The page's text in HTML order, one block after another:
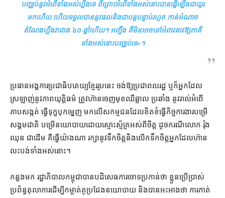
បញ្ឈប់​នូវ​អំពើ​ទាំងអស់​ហ្នឹង​ទេ ពីព្រោះ​អំពើ​ទាំងអស់​នោះ​បាន​ធ្វើ​ឡើងជា​យូរ​
មក​ហើយ ហើយ​ទទួល​បាន​នូវ​ផល​និង​ជា​បន្តបន្ទាប់​រហូត កាន់អំណាច​
តំណែង​ហ្នឹង​វា​ជាង ៤០ ឆ្នាំ​ហើយ​។ អញ្ចឹង គឺ​មិនអាច​ទៅ​អំពាវនាវ​ឱ្យ​ភាគី​
ទាំងអស់​នោះ​បញ្ឈប់​ទេ»។
ប្រធាន​អង្គការ​ប្រជាធិបតេយ្យ​ខ្មែរ​រូប​នេះ ចង់ឱ្យ​ប្រជាពលរដ្ឋ ឬក៏​អ្នក​ដែល​
ស្រឡាញ់​នូវ​ភាព​យុត្តិធម៌ ត្រូវ​ហ៊ាន​ចេញមុខ​ឈឺឆ្អាល ប្រឆាំង នូវ​រាល់​អំពើ​
គាបសង្កត់ ធ្វើទុក្ខបុកម្នេញ មក​លើ​សកម្មជន​ដែល​ខិតខំ​ធ្វើ​កិច្ច​ការងារ​បម្រើ​
សង្គមជាតិ បម្រើ​នយោបាយ​ដោយ​ស្មោះ​ស្ម័គ្រ​អស់ពី​ចិត្ត ដូច​ករណី​លោក រ៉ុង
ឈុន ជាដើម គឺ​ធ្វើ​យ៉ាងណា រក្សា​នូវ​ទឹកចិត្ត​និង​លើកទឹកចិត្ត​អ្នក​ដែល​ហ៊ាន​
លះបង់​ទាំងអស់​នោះ។
កន្លងមក រដ្ឋាភិបាល​កម្ពុជា​បាន​បដិសេធ​ការ​ចោទប្រកាន់​ថា ខ្លួន​ប្រើប្រាស់​
ប្រព័ន្ធ​តុលាការ​ដើម្បី​កម្ចាត់​គូប្រជែង​នយោបាយ និង​បាន​អះអាង​ថា ការ​កាត់